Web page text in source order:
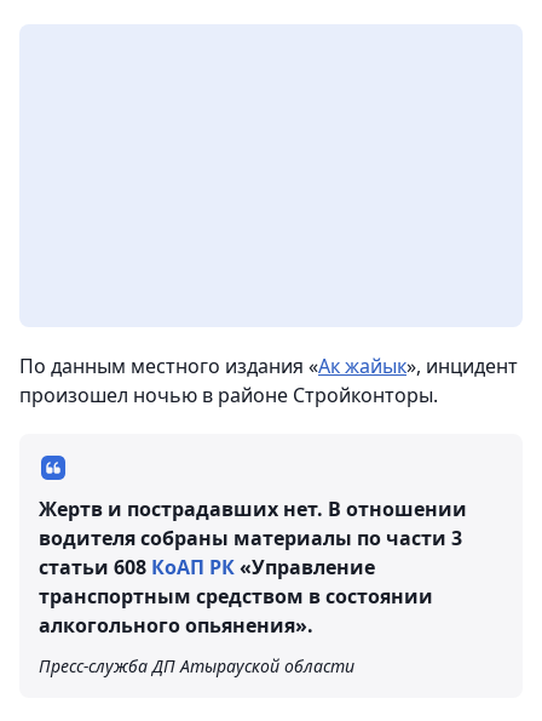
По данным местного издания «Ак жайык», инцидент
произошел ночью в районе Стройконторы.
Жертв и пострадавших нет. В отношении
водителя собраны материалы по части 3
статьи 608 КоАП РК«Управление
транспортным средством в состоянии
алкогольного опьянения».
Пресс-служба ДП Атырауской области